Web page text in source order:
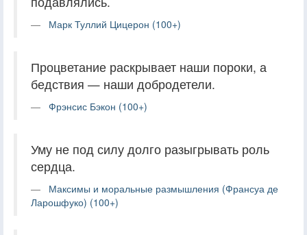
Марк Туллий Цицерон (100+)
Процветание раскрывает наши пороки, а
бедствия — наши добродетели.
Фрэнсис Бэкон (100+)
Уму не под силу долго разыгрывать роль
сердца.
Максимы и моральные размышления (Франсуа де
Ларошфуко) (100+)